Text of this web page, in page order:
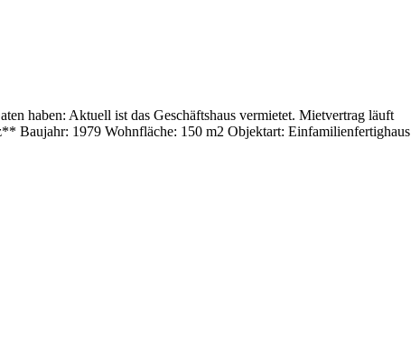
haben: Aktuell ist das Geschäftshaus vermietet. Mietvertrag läuft
Baujahr: 1979 Wohnfläche: 150 m2 Objektart: Einfamilienfertighaus